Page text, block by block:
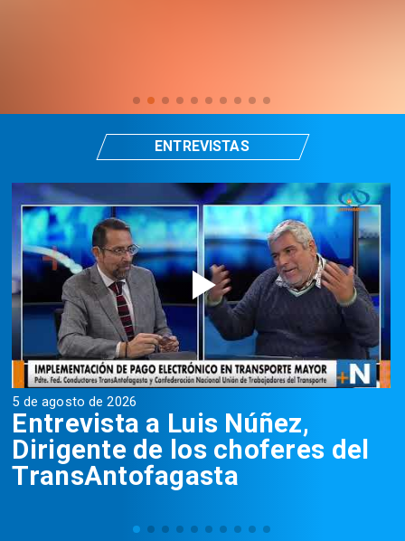
5 de agosto de 2026
Entrevista a Luis Núñez,
Dirigente de los choferes del
TransAntofagasta
ENTREVISTAS